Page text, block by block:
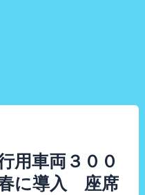
用車両３００
に導入 座席